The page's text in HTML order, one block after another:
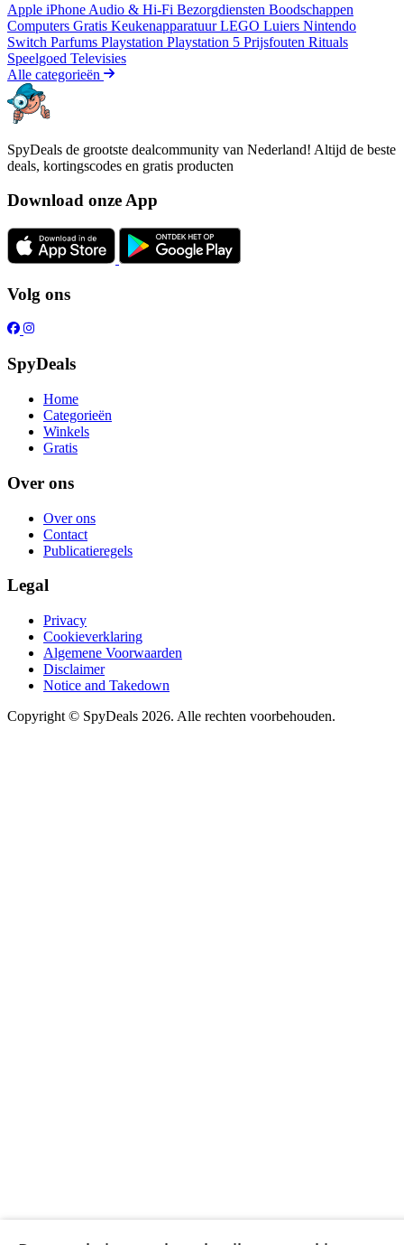
Apple iPhone Audio & Hi-Fi Bezorgdiensten Boodschappen
Computers Gratis KeukenapparatuurLEGO Luiers Nintendo
Switch Parfums Playstation Playstation 5 Prijsfouten Rituals
Speelgoed Televisies
Alle categorieën
SpyDeals de grootste dealcommunity van Nederland! Altijd de beste
deals, kortingscodes en gratis producten
Download onze App
Volg ons
SpyDeals
Home
Categorieën
Winkels
Gratis
Over ons
Over ons
Contact
Publicatieregels
Legal
Privacy
Cookieverklaring
Algemene Voorwaarden
Disclaimer
Notice and Takedown
Copyright © SpyDeals 2026. Alle rechten voorbehouden.